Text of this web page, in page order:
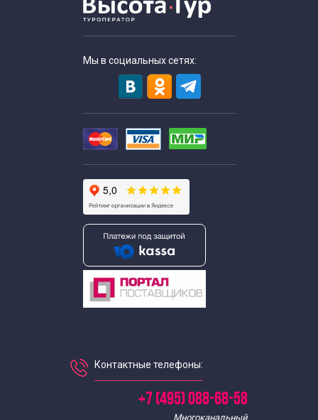
Мы в социальных сетях:
Контактные телефоны:
+7 (495) 088-68-58
Многоканальный